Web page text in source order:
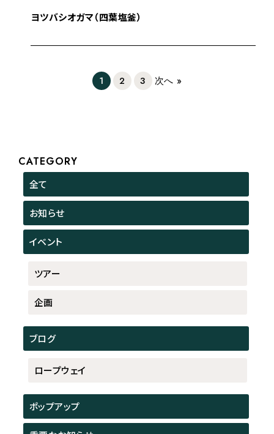
ヨツバシオガマ（四葉塩釜）
1 2 3 次へ »
CATEGORY
全て
お知らせ
イベント
ツアー
企画
ブログ
ロープウェイ
ポップアップ